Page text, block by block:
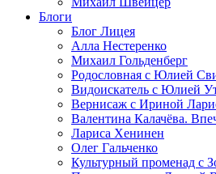
Блоги
Блог Лицея
Алла Нестеренко
Михаил Гольденберг
Родословная с Юлией
Видоискатель с Юлией
Вернисаж с Ириной
Валентина Калачёва.
Лариса Хенинен
Олег Гальченко
Культурный променад с